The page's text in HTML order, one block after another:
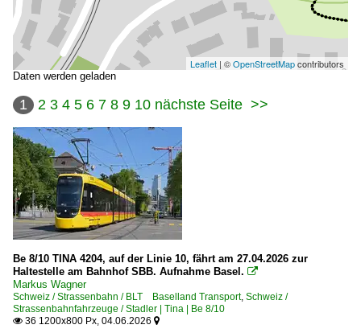
Leaflet | ©OpenStreetMapcontributors
Daten werden geladen
1 2 3 4 5 6 7 8 9 10 nächste Seite >>
Be 8/10 TINA 4204, auf der Linie 10, fährt am 27.04.2026 zur
Haltestelle am Bahnhof SBB. Aufnahme Basel. 
Markus Wagner
Schweiz / Strassenbahn / BLT Baselland Transport, Schweiz /
Strassenbahnfahrzeuge / Stadler | Tina | Be 8/10
 36 1200x800 Px, 04.06.2026 